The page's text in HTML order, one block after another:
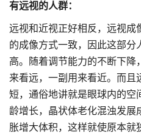
有远视的人群：
远视和近视正好相反，远视成
的成像方式一致，因此这部分
高。随着调节能力的不断下降
来看远，一副用来看近。而且
短，通俗地讲就是眼球内的空
龄增长，晶状体老化混浊发展
胀增大体积，这样就使原本